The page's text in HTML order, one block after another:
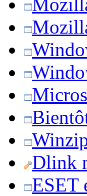
Dlink
ESET